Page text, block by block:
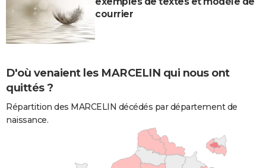
courrier
D'où venaient les MARCELIN qui nous ont
quittés ?
Répartition des MARCELIN décédés par département de
naissance.